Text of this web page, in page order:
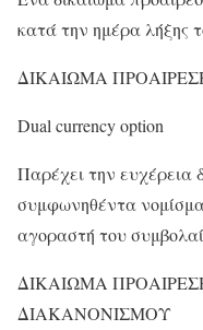
κατά την ημέρα λήξης
ΔΙΚΑΙΩΜΑ
Dual currency option
Παρέχει την ευχέρεια
συμφωνηθέντα
αγοραστή του
ΔΙΚΑΙΩΜΑ
ΔΙΑΚΑΝΟΝΙΣΜΟΥ